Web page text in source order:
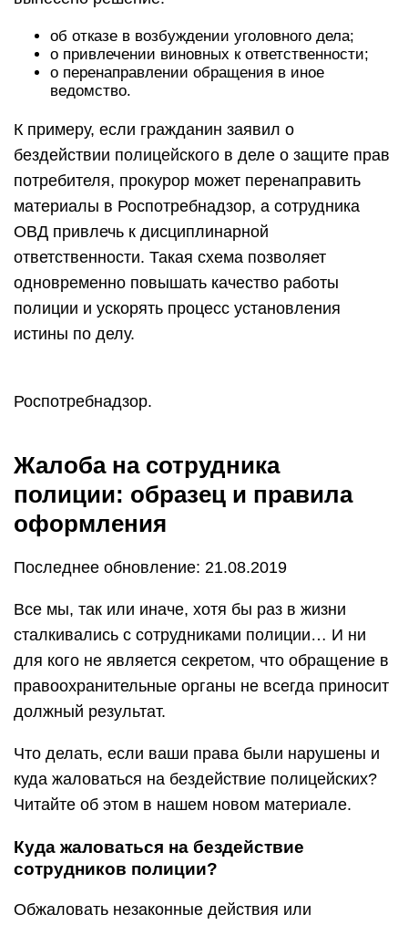
об отказе в возбуждении уголовного дела;
о привлечении виновных к ответственности;
о перенаправлении обращения в иное
ведомство.
К примеру, если гражданин заявил о
бездействии полицейского в деле о защите прав
потребителя, прокурор может перенаправить
материалы в Роспотребнадзор, а сотрудника
ОВД привлечь к дисциплинарной
ответственности. Такая схема позволяет
одновременно повышать качество работы
полиции и ускорять процесс установления
истины по делу.
Роспотребнадзор.
Жалоба на сотрудника
полиции: образец и правила
оформления
Последнее обновление: 21.08.2019
Все мы, так или иначе, хотя бы раз в жизни
сталкивались с сотрудниками полиции… И ни
для кого не является секретом, что обращение в
правоохранительные органы не всегда приносит
должный результат.
Что делать, если ваши права были нарушены и
куда жаловаться на бездействие полицейских?
Читайте об этом в нашем новом материале.
Куда жаловаться на бездействие
сотрудников полиции?
Обжаловать незаконные действия или